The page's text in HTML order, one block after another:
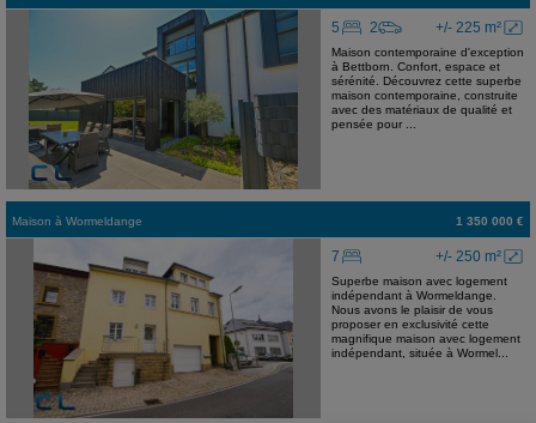
+/- 225 m²
5 2
Maison contemporaine d'exception
à Bettborn. Confort, espace et
sérénité. Découvrez cette superbe
maison contemporaine, construite
avec des matériaux de qualité et
pensée pour ...
Maison à Wormeldange 1 350 000 €
+/- 250 m²
7
Superbe maison avec logement
indépendant à Wormeldange.
Nous avons le plaisir de vous
proposer en exclusivité cette
magnifique maison avec logement
indépendant, située à Wormel...